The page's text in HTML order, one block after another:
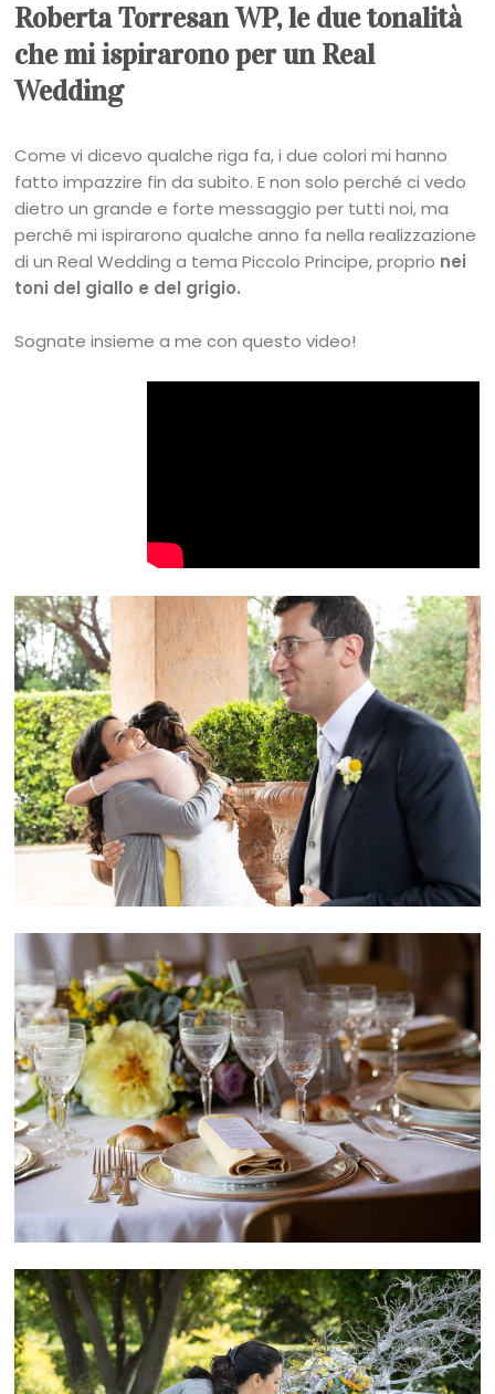
Roberta Torresan WP, le due tonalità
che mi ispirarono per un Real
Wedding
Come vi dicevo qualche riga fa, i due colori mi hanno
fatto impazzire fin da subito. E non solo perché ci vedo
dietro un grande e forte messaggio per tutti noi, ma
perché mi ispirarono qualche anno fa nella realizzazione
di un Real Wedding a tema Piccolo Principe, proprio nei
toni del giallo e del grigio.
Sognate insieme a me con questo video!